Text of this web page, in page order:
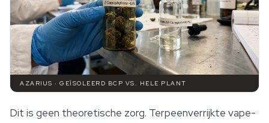
AZARIUS · GEÏSOLEERD BCP VS. HELE PLANT
Dit is geen theoretische zorg. Terpeenverrijkte vape-